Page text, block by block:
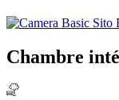
Chambre